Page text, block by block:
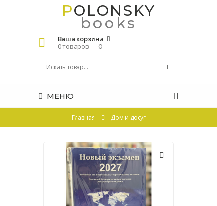
POLONSKY
books
Ваша корзина
0 товаров —0
МЕНЮ
Главная Дом и досуг